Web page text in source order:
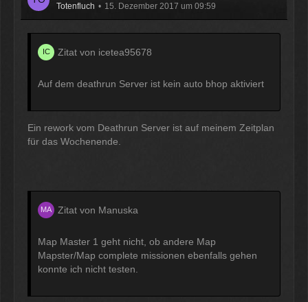
"zwerg" "none" http://highbot.us/saysounds/
Totenfluch 15. Dezember 2017 um 09:59
Zitat von icetea95678
Auf dem deathrun Server ist kein auto bhop aktiviert
Ein rework vom Deathrun Server ist auf meinem Zeitplan
für das Wochenende.
Zitat von Manuska
Map Master 1 geht nicht, ob andere Map
Mapster/Map complete missionen ebenfalls gehen
konnte ich nicht testen.